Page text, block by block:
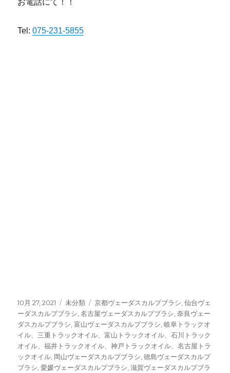
Tel:075-231-5855
投
稿
日:
10月 27, 2021
カ
テ
ゴ
リ
ー
未分類
タ
グ
京都ヴェーダスカルプブラシ ,仙台ヴェ
ーダスカルプブラシ ,名古屋ヴェーダスカルプブラシ ,奈良ヴェー
ダスカルプブラシ ,富山ヴェーダスカルプブラシ ,岐阜トラックオ
イル、三重トラックオイル、富山トラックオイル、石川トラック
オイル、福井トラックオイル、神戸トラックオイル、名古屋トラ
ックオイル 岡山ヴェーダスカルプブラシ ,徳島ヴェーダスカルプ
ブラシ ,愛媛ヴェーダスカルプブラシ ,滋賀ヴェーダスカルプブラ